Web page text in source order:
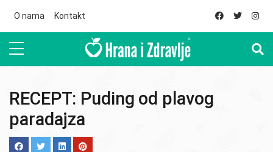
O nama Kontakt
RECEPT: Puding od plavog
paradajza